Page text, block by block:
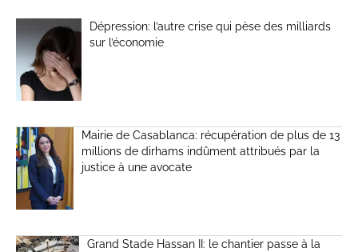
Dépression: l’autre crise qui pèse des milliards
sur l’économie
Mairie de Casablanca: récupération de plus de 13
millions de dirhams indûment attribués par la
justice à une avocate
Grand Stade Hassan II: le chantier passe à la